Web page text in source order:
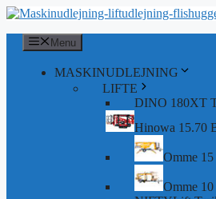
Hop
indhold
Menu
MASKINUDLEJNING
LIFTE
DINO 180XT
Hinowa 15.70
Omme
Omme